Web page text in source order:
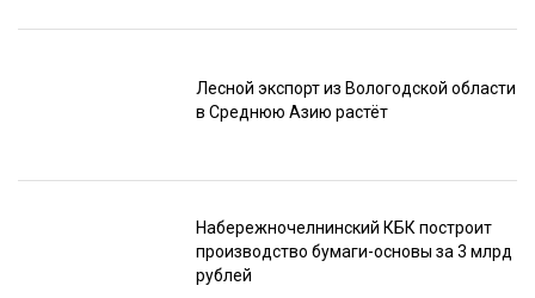
Лесной экспорт из Вологодской области
в Среднюю Азию растёт
Набережночелнинский КБК построит
производство бумаги-основы за 3 млрд
рублей